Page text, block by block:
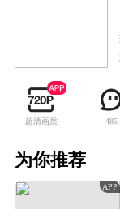
超清画质 485
为你推荐
APP